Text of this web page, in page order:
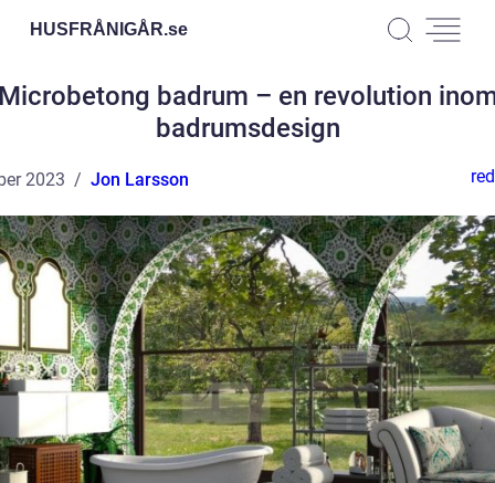
HUSFRÅNIGÅR.se
badrum – en revolution
badrumsdesign
2023 Jon Larsson